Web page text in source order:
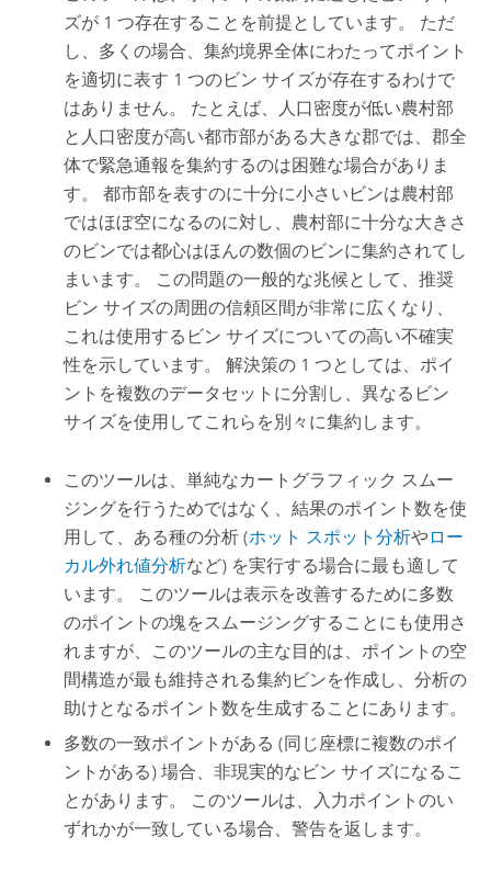
ズが 1 つ存在することを前提としています。 ただ
し、多くの場合、集約境界全体にわたってポイント
を適切に表す 1 つのビン サイズが存在するわけで
はありません。 たとえば、人口密度が低い農村部
と人口密度が高い都市部がある大きな郡では、郡全
体で緊急通報を集約するのは困難な場合がありま
す。 都市部を表すのに十分に小さいビンは農村部
ではほぼ空になるのに対し、農村部に十分な大きさ
のビンでは都心はほんの数個のビンに集約されてし
まいます。 この問題の一般的な兆候として、推奨
ビン サイズの周囲の信頼区間が非常に広くなり、
これは使用するビン サイズについての高い不確実
性を示しています。 解決策の 1 つとしては、ポイ
ントを複数のデータセットに分割し、異なるビン
サイズを使用してこれらを別々に集約します。
このツールは、単純なカートグラフィック スムー
ジングを行うためではなく、結果のポイント数を使
用して、ある種の分析 (ホット スポット分析やロー
カル外れ値分析など) を実行する場合に最も適して
います。 このツールは表示を改善するために多数
のポイントの塊をスムージングすることにも使用さ
れますが、このツールの主な目的は、ポイントの空
間構造が最も維持される集約ビンを作成し、分析の
助けとなるポイント数を生成することにあります。
多数の一致ポイントがある (同じ座標に複数のポイ
ントがある) 場合、非現実的なビン サイズになるこ
とがあります。 このツールは、入力ポイントのい
ずれかが一致している場合、警告を返します。